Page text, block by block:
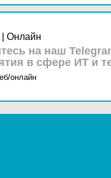
| Онлайн
на наш
в сфере ИТ и
онлайн